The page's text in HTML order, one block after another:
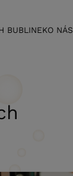
BUBLINEKO NÁS